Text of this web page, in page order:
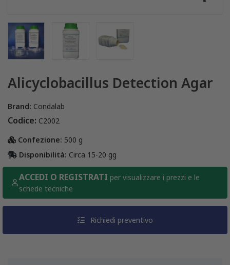
Alicyclobacillus Detection Agar
Brand: Condalab
Codice: C2002
Confezione: 500 g
Disponibilità: Circa 15-20 gg
ACCEDI O REGISTRATI per visualizzare i prezzi e le
schede tecniche
Richiedi preventivo